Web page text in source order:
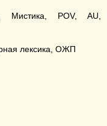
POV, AU,
лексика, ОЖП